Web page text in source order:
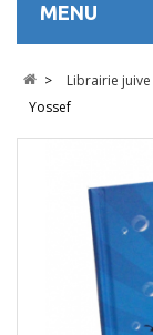
MENU
> Librairie juive
Yossef